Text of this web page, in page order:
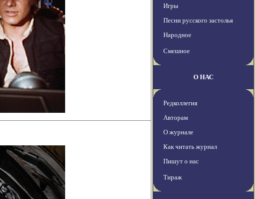
Игры
Песни русского застолья
Народное
Смешное
О НАС
Редколлегия
Авторам
О журнале
Как читать журнал
Пишут о нас
Тираж